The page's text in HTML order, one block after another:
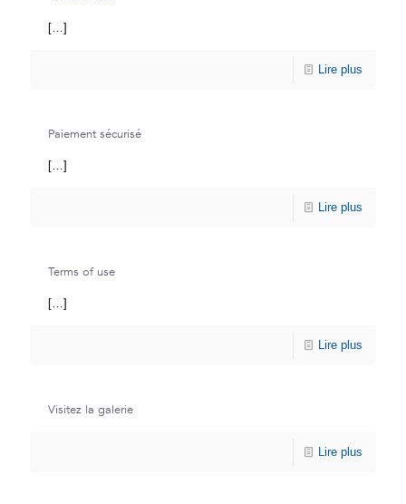
[…]
Lire plus
Paiement sécurisé
[…]
Lire plus
Terms of use
[…]
Lire plus
Visitez la galerie
Lire plus